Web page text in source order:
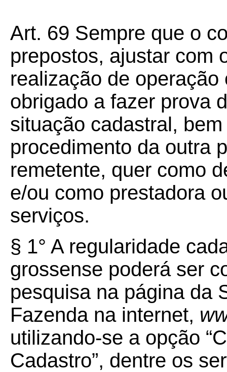
Art. 69 Sempre que o
prepostos, ajustar com
realização de
obrigado a fazer prova
situação cadastral,
procedimento da outra
remetente, quer como
e/ou como prestadora
serviços.
§ 1° A regularidade
grossense poderá ser
pesquisa na página da
Fazenda na internet,
utilizando-se a opção
Cadastro”, dentre os